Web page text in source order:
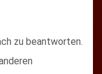
zu beantworten.